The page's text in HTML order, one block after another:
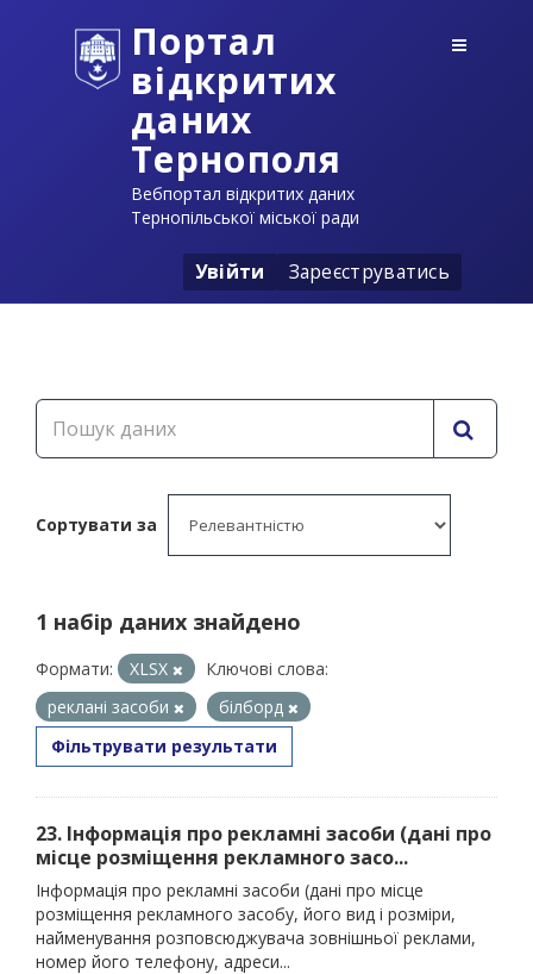
Портал
відкритих
даних
Тернополя
Вебпортал відкритих даних
Тернопільської міської ради
Увійти Зареєструватись
Сортувати за
1 набір даних знайдено
Формати: XLSX
Ключові слова:
реклані засоби
білборд
Фільтрувати результати
23. Інформація про рекламні засоби (дані про
місце розміщення рекламного засо...
Інформація про рекламні засоби (дані про місце
розміщення рекламного засобу, його вид і розміри,
найменування розповсюджувача зовнішньої реклами,
номер його телефону, адреси...